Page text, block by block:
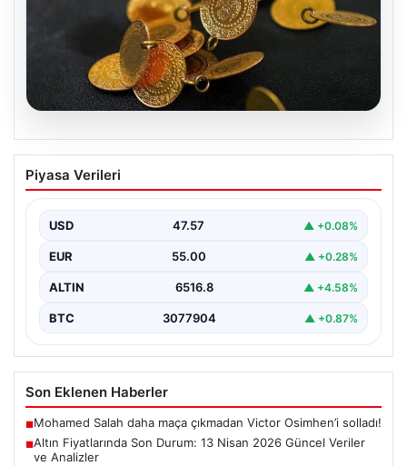
04.08.2026
Altın Fiyatlarında Son Durum: 13 Nisan
2026 Güncel Veriler ve Analizler
gelişmeler yatırımcıların gündeminde önemli yer
tutuyor. ABD…
Piyasa Verileri
USD 47.57 ▲ +0.08%
EUR 55.00 ▲ +0.28%
ALTIN 6516.8 ▲ +4.58%
BTC 3077904 ▲ +0.87%
Son Eklenen Haberler
■Mohamed Salah daha maça çıkmadan Victor Osimhen’i solladı!
■Altın Fiyatlarında Son Durum: 13 Nisan 2026 Güncel Veriler
ve Analizler